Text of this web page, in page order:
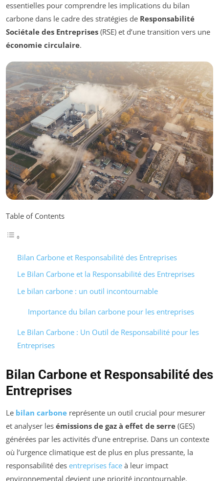
essentielles pour comprendre les implications du bilan
carbone dans le cadre des stratégies de Responsabilité
Sociétale des Entreprises (RSE) et d’une transition vers une
économie circulaire.
Table of Contents
Bilan Carbone et Responsabilité des Entreprises
Le Bilan Carbone et la Responsabilité des Entreprises
Le bilan carbone : un outil incontournable
Importance du bilan carbone pour les entreprises
Le Bilan Carbone : Un Outil de Responsabilité pour les
Entreprises
Bilan Carbone et Responsabilité des
Entreprises
Le bilan carbone représente un outil crucial pour mesurer
et analyser les émissions de gaz à effet de serre (GES)
générées par les activités d’une entreprise. Dans un contexte
où l’urgence climatique est de plus en plus pressante, la
responsabilité des entreprises face à leur impact
environnemental devient une priorité incontournable.